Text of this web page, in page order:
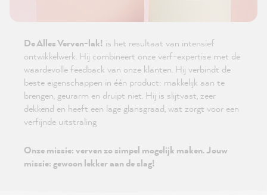
De Alles Verven-lak! is het resultaat van intensief
ontwikkelwerk. Hij combineert onze verf-expertise met de
waardevolle feedback van onze klanten. Hij verbindt de
beste eigenschappen in één product: makkelijk aan te
brengen, geurarm en druipt niet. Hij is slijtvast, zeer
dekkend en heeft een lage glansgraad, wat zorgt voor een
verfijnde uitstraling
Onze missie: verven zo simpel mogelijk maken. Jouw
missie: gewoon lekker aan de slag!